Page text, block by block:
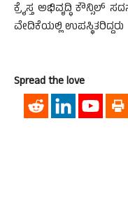
ಕ್ರೈಸ್ತ ಅಭಿವೃದ್ಧಿ ಕೌನ್ಸಿಲ್
ವೇದಿಕೆಯಲ್ಲಿ ಉಪಸ್ಥಿತರಿದ್ದರು
Spread the love